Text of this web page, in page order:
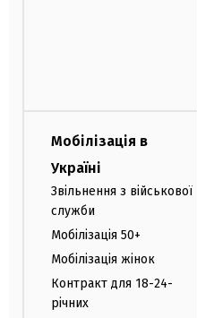
Мобілізація в
Україні
Звільнення з військової
служби
Мобілізація 50+
Мобілізація жінок
Контракт для 18-24-
річних